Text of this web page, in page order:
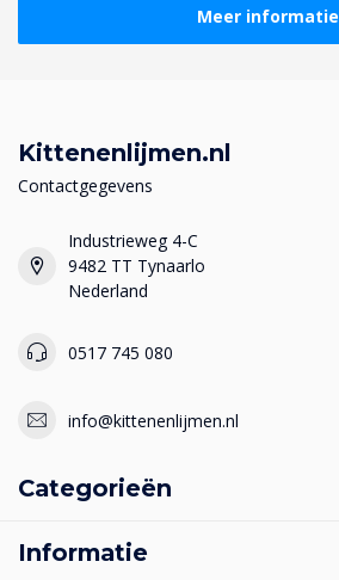
Meer informatie
Kittenenlijmen.nl
Contactgegevens
Industrieweg 4-C
9482 TT Tynaarlo
Nederland
0517 745 080
info@kittenenlijmen.nl
Categorieën
Informatie